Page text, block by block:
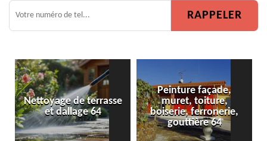
Peinture façade,
muret, toiture,
boiserie, ferronerie,
gouttière 64
Peinture de clôture 64